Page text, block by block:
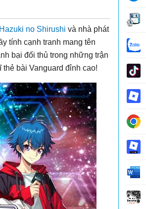
no Shirushi và nhà phát
tính cạnh tranh mang tên
bại đối thủ trong những trận
bài Vanguard đỉnh cao!